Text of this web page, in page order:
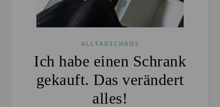
ALLTAGSCHAOS
Ich habe einen Schrank
gekauft. Das verändert
alles!